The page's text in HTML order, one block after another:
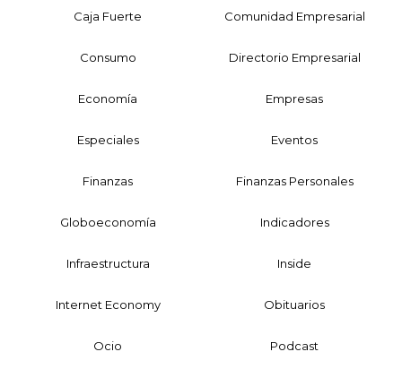
Caja Fuerte Comunidad Empresarial
Consumo Directorio Empresarial
Economía Empresas
Especiales Eventos
Finanzas Finanzas Personales
Globoeconomía Indicadores
Infraestructura Inside
Internet Economy Obituarios
Ocio Podcast